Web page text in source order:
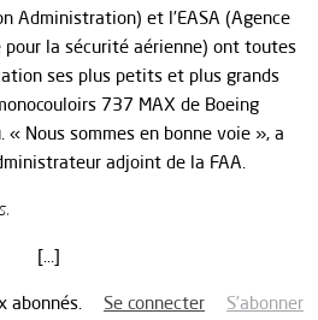
Administration) et l’EASA (Agence
pour la sécurité aérienne) ont toutes
ses plus petits et plus grands
737 MAX de Boeing
Nous sommes en bonne voie », a
adjoint de la FAA.
[…]
abonnés. Se connecter S’abonner